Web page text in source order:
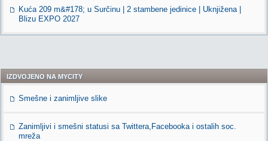
Kuća 209 m&#178; u Surčinu | 2 stambene jedinice | Uknjižena |
Blizu EXPO 2027
IZDVOJENO NA MYCITY
Smešne i zanimljive slike
Zanimljivi i smešni statusi sa Twittera,Facebooka i ostalih soc.
mreža